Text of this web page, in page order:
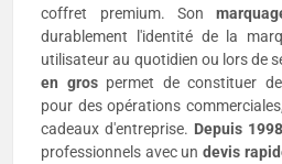
coffret premium. Son
durablement l'identité de la
utilisateur au quotidien ou lors de
en grospermet de constituer
pour des opérations
cadeaux d'entreprise. Depuis 1998
professionnels avec un devis